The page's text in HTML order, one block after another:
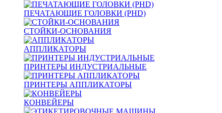
ПЕЧАТАЮЩИЕ ГОЛОВКИ (PHD)
СТОЙКИ-ОСНОВАНИЯ
АППЛИКАТОРЫ
ПРИНТЕРЫ ИНДУСТРИАЛЬНЫЕ
ПРИНТЕРЫ АППЛИКАТОРЫ
КОНВЕЙЕРЫ